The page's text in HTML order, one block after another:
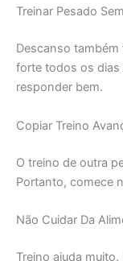
Treinar Pesado
Descanso
forte todos os dias
responder bem.
Copiar Treino
O treino de outra
Portanto, comece
Não Cuidar Da
Treino ajuda